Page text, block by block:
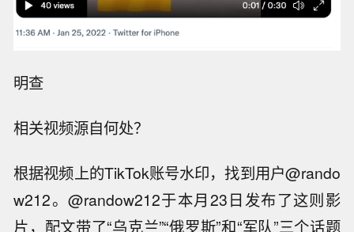
明查
相关视频源自何处？
根据视频上的TikTok账号水印，找到用户@rando
w212。@randow212于本月23日发布了这则影
片，配文带了“乌克兰”“俄罗斯”和“军队”三个话题